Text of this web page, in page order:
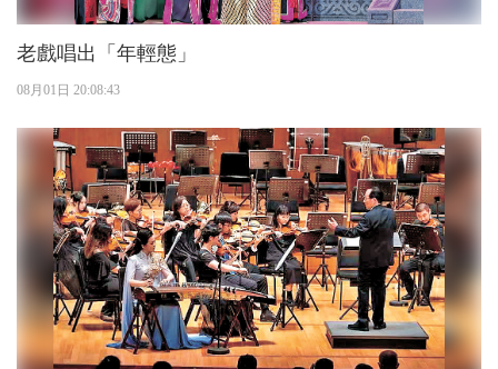
老戲唱出「年輕態」
08月01日 20:08:43